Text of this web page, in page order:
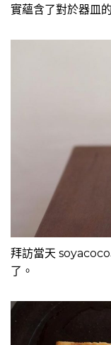
實蘊含了對於器皿
拜訪當天
了。